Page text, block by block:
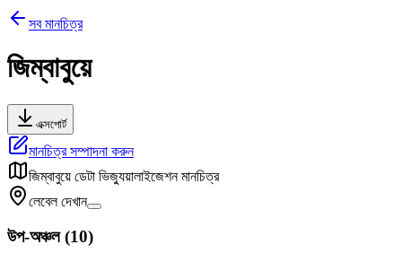
সব মানচিত্র
জিম্বাবুয়ে
এক্সপোর্ট
মানচিত্র সম্পাদনা করুন
জিম্বাবুয়ে ডেটা ভিজ্যুয়ালাইজেশন মানচিত্র
লেবেল দেখান
উপ-অঞ্চল(10)